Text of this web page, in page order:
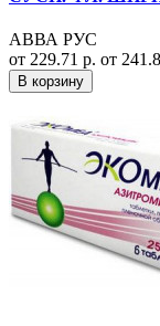
АВВА РУС
от 229.71 р. от
В корзину